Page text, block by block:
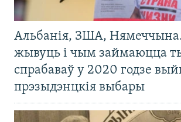
Альбанія, ЗША,
жывуць і чым займаюцца
спрабаваў у 2020 годзе
прэзыдэнцкія выбары